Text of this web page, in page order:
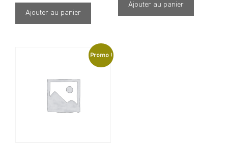
Ajouter au panier
Ajouter au panier
Promo !